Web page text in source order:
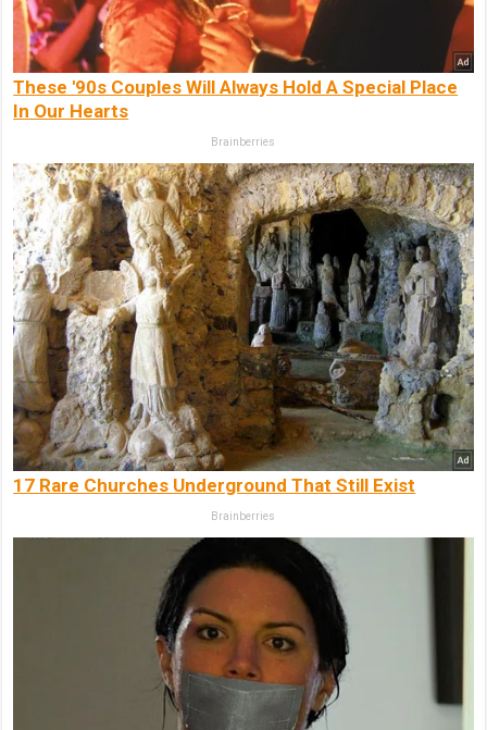
These '90s Couples Will Always Hold A Special Place
In Our Hearts
Brainberries
17 Rare Churches Underground That Still Exist
Brainberries